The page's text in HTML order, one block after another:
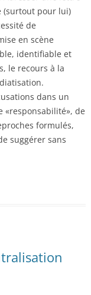
(surtout pour lui)
de
en scène
identifiable et
dans un
«responsabilité», de
formulés,
suggérer sans